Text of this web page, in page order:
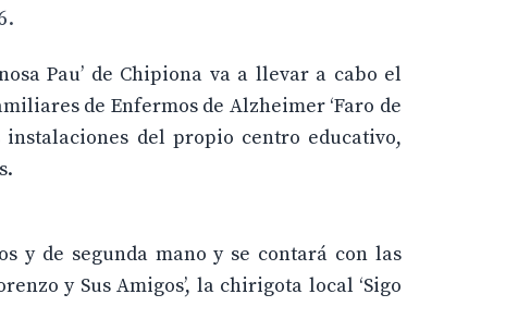
Pau’ de Chipiona va a llevar a cabo el
de Enfermos de Alzheimer ‘Faro de
del propio centro educativo,
y de segunda mano y se contará con las
y Sus Amigos’, la chirigota local ‘Sigo